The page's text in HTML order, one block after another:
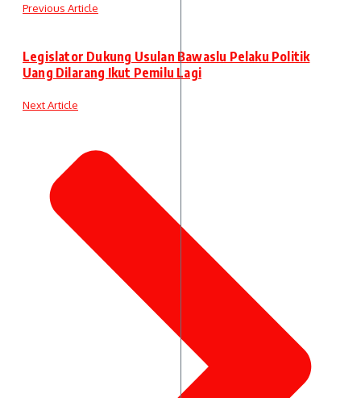
Previous Article
Legislator Dukung Usulan Bawaslu Pelaku Politik
Uang Dilarang Ikut Pemilu Lagi
Next Article